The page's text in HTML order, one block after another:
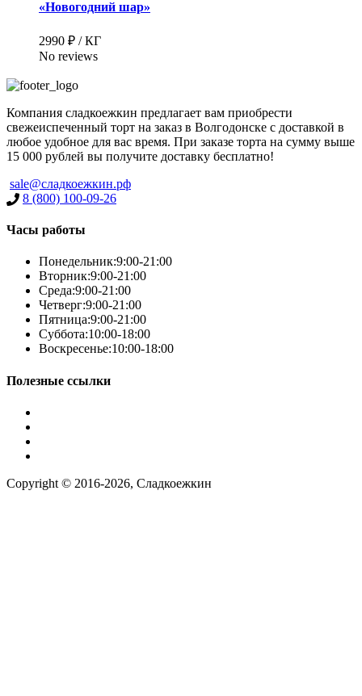
«Новогодний шар»
2990 ₽ / КГ
No reviews
Компания сладкоежкин предлагает вам приобрести
свежеиспеченный торт на заказ в Волгодонске с доставкой в
любое удобное для вас время. При заказе торта на сумму выше
15 000 рублей вы получите доставку бесплатно!
sale@сладкоежкин.рф
8 (800) 100-09-26
Часы работы
Понедельник:9:00-21:00
Вторник:9:00-21:00
Среда:9:00-21:00
Четверг:9:00-21:00
Пятница:9:00-21:00
Суббота:10:00-18:00
Воскресенье:10:00-18:00
Полезные ссылки
Copyright © 2016-2026, Сладкоежкин